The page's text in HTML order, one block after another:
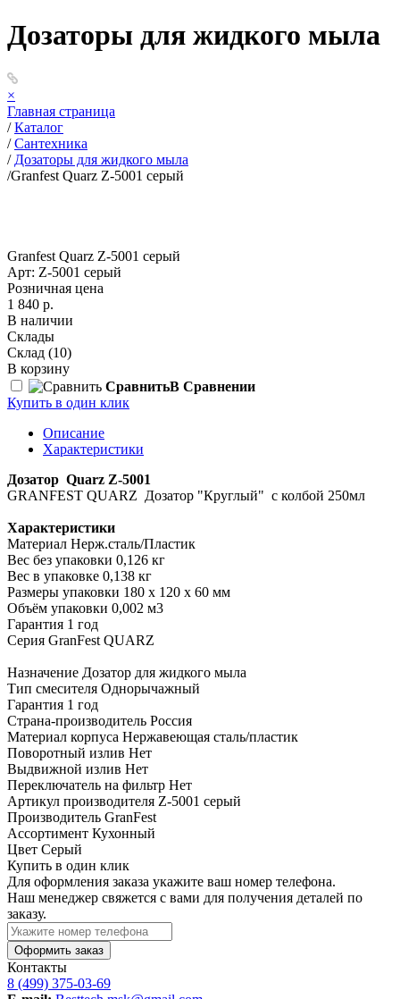
Дозаторы для жидкого мыла
×
Главная страница
/ Каталог
/ Сантехника
/ Дозаторы для жидкого мыла
/Granfest Quarz Z-5001 серый
Granfest Quarz Z-5001 серый
Арт: Z-5001 серый
Розничная цена
1 840 р.
В наличии
Склады
Склад (10)
В корзину
СравнитьВ Сравнении
Купить в один клик
Описание
Характеристики
Дозатор Quarz Z-5001
GRANFEST QUARZ Дозатор "Круглый" с колбой 250мл
Характеристики
Материал Нерж.сталь/Пластик
Вес без упаковки 0,126 кг
Вес в упаковке 0,138 кг
Размеры упаковки 180 х 120 х 60 мм
Объём упаковки 0,002 м3
Гарантия 1 год
Серия GranFest QUARZ
Назначение Дозатор для жидкого мыла
Тип смесителя Однорычажный
Гарантия 1 год
Страна-производитель Россия
Материал корпуса Нержавеющая сталь/пластик
Поворотный излив Нет
Выдвижной излив Нет
Переключатель на фильтр Нет
Артикул производителя Z-5001 серый
Производитель GranFest
Ассортимент Кухонный
Цвет Серый
Купить в один клик
Для оформления заказа укажите ваш номер телефона.
Наш менеджер свяжется с вами для получения деталей по
заказу.
Оформить заказ
Контакты
8 (499) 375-03-69